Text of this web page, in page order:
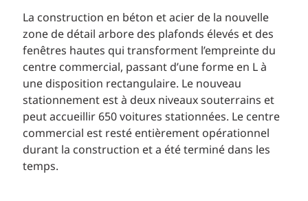
La construction en béton et acier de la nouvelle
zone de détail arbore des plafonds élevés et des
fenêtres hautes qui transforment l’empreinte du
centre commercial, passant d’une forme en L à
une disposition rectangulaire. Le nouveau
stationnement est à deux niveaux souterrains et
peut accueillir 650 voitures stationnées. Le centre
commercial est resté entièrement opérationnel
durant la construction et a été terminé dans les
temps.